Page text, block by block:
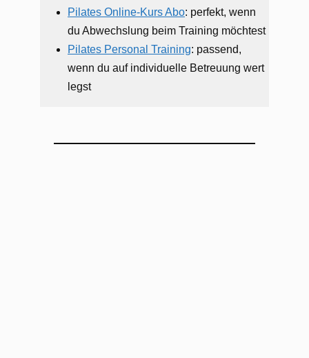
Pilates Online-Kurs Abo: perfekt, wenn
du Abwechslung beim Training möchtest
Pilates Personal Training: passend,
wenn du auf individuelle Betreuung wert
legst